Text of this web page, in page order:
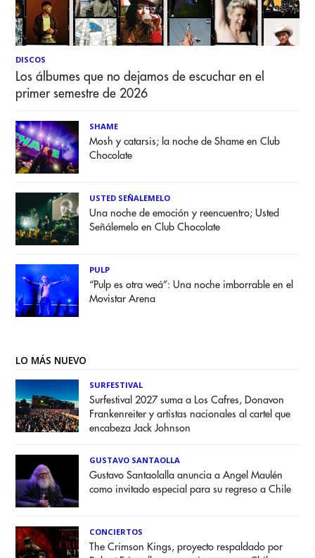
DISCOS
Los álbumes que no dejamos de escuchar en el
primer semestre de 2026
SHAME
Mosh y catarsis; la noche de Shame en Club
Chocolate
USTED SEÑALEMELO
Una noche de emoción y reencuentro; Usted
Señálemelo en Club Chocolate
PULP
“Pulp es otra weá”: Una noche imborrable en el
Movistar Arena
LO MÁS NUEVO
SURFESTIVAL
Surfestival 2027 suma a Los Cafres, Donavon
Frankenreiter y artistas nacionales al cartel que
encabeza Jack Johnson
GUSTAVO SANTAOLLA
Gustavo Santaolalla anuncia a Angel Maulén
como invitado especial para su regreso a Chile
CONCIERTOS
The Crimson Kings, proyecto respaldado por